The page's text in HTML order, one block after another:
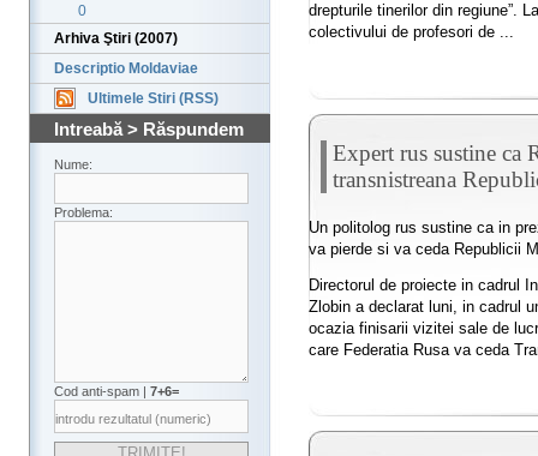
0
Arhiva Ştiri (2007)
Descriptio Moldaviae
Ultimele Stiri (RSS)
Intreabă > Răspundem
Nume:
Problema:
Cod anti-spam | 7+6=
drepturile tinerilor din regiune”.
colectivului de profesori de ...
Expert rus sustine ca
transnistreana
Un politolog rus sustine ca in
va pierde si va ceda Republicii
Directorul de proiecte in cadrul
Zlobin a declarat luni, in cadrul
ocazia finisarii vizitei sale de
care Federatia Rusa va ceda